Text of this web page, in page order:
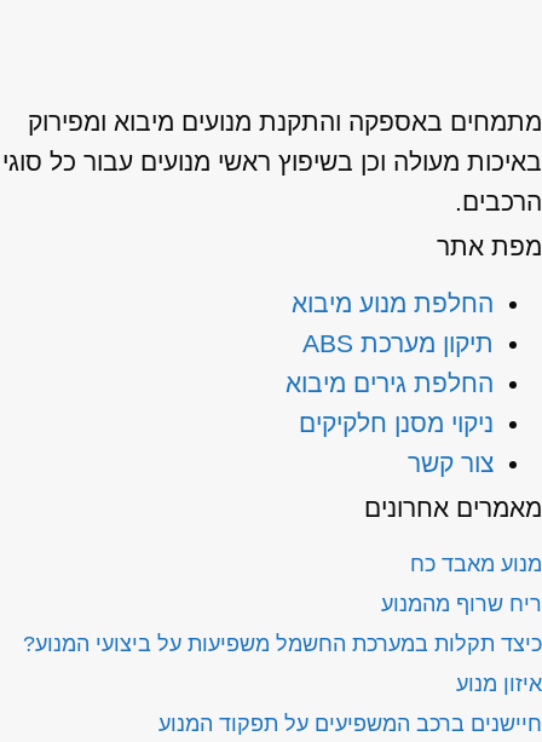
באספקה והתקנת מנועים מיבוא ומפירוק
מעולה וכן בשיפוץ ראשי מנועים עבור כל סוגי
אתר
החלפת מנוע מיבוא
תיקון מערכת ABS
החלפת גירים מיבוא
ניקוי מסנן חלקיקים
צור קשר
אחרונים
מאבד כח
שרוף מהמנוע
תקלות במערכת החשמל משפיעות על ביצועי המנוע?
מנוע
ברכב המשפיעים על תפקוד המנוע